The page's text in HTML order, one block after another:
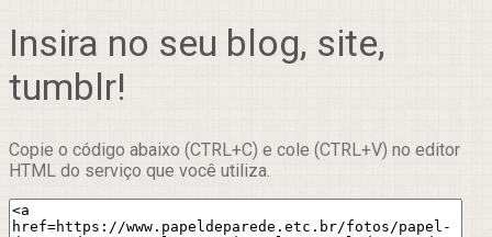
Insira no seu blog, site,
tumblr!
Copie o código abaixo (CTRL+C) e cole (CTRL+V) no editor
HTML do serviço que você utiliza.